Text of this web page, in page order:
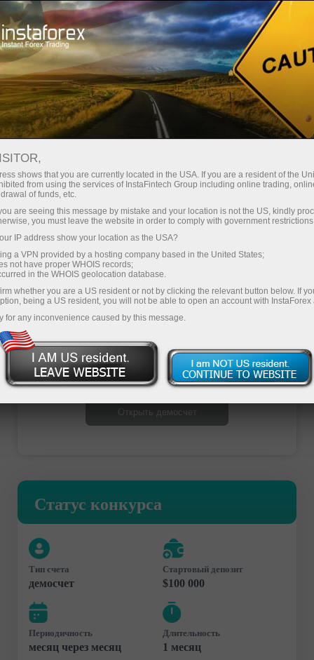
Промоакции Конкурсы Большой Путь
Большой Путь
«Большой Путь» ИнстаФорекс - это один из
самых популярных конкурсов среди
демосчетов! Он состоит их четырех этапов и
финала с общим призовым фондом $55 000.
Зарегистрироваться
Открыть торговый счет
Открыть демосчет
Статус конкурса
Тип счета
демосчет
Стартовый депозит
$100 000
Периодичность
месяц через месяц
Длительность
1 месяц
shows that you are currently located in the USA. If you are a resident of the
from using the services of InstaFintech Group including online trading,
of funds, etc.
are seeing this message by mistake and your location is not the US, kindly
you must leave the website in order to comply with government
IP address show your location as the USA?
a VPN provided by a hosting company based in the United States;
not have proper WHOIS records;
in the WHOIS geolocation database.
whether you are a US resident or not by clicking the relevant button below. If
being a US resident, you will not be able to open an account with InstaForex
for any inconvenience caused by this message.